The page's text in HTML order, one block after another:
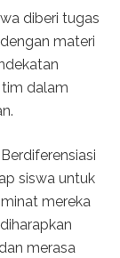
diberi tugas
materi
tim dalam
siswa untuk
mereka
merasa